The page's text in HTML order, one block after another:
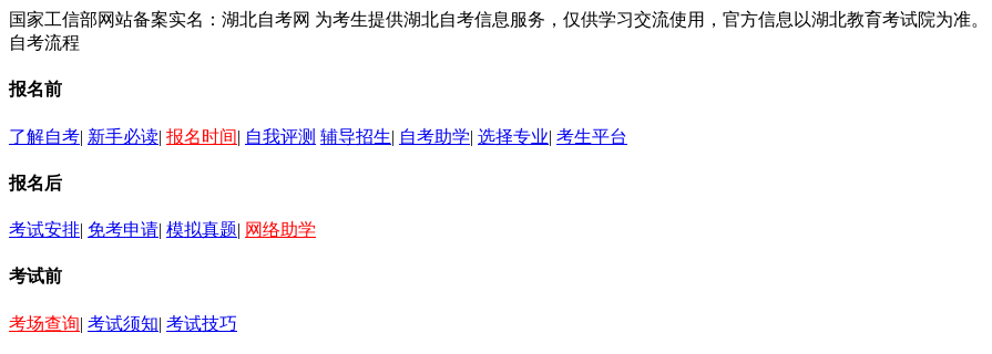
国家工信部网站备案实名：湖北自考网 为考生提供湖北自考信息服务，仅供学习交流使用，官方信息以湖北教育考试院为准。
自考流程
报名前
了解自考| 新手必读| 报名时间| 自我评测 辅导招生| 自考助学| 选择专业| 考生平台
报名后
考试安排| 免考申请| 模拟真题| 网络助学
考试前
考场查询| 考试须知| 考试技巧